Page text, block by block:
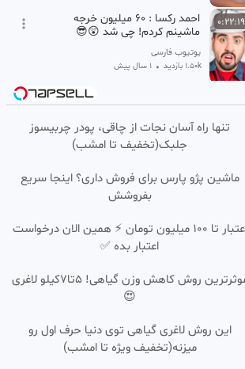
0:22:19
احمد رکسا : ۶۰ میلیون خرجه
ماشینم کردم! چی شد 😲😎
یوتیوب فارسی
1.50k بازدید • 1 سال پیش
چگونه یک سنگاپور دیگر در قلب
قاره فقر و گرسنگی شکل میگیرد؟
(movie Javan)
• 2 سال پیش
0:10:28 خلاصه دیدار اسپانیا و برزیل 2025
تصاویری منتشرنشده از زندان اوین
زهره شاه حیدری
0:23:20 هزینه زندگی در اروپا | هلند …
تنها راه آسان نجات از چاقی، پودر چربیسوز
جلبک(تخفیف تا امشب)
ماشین پژو پارس برای فروش داری؟ اینجا سریع
بفروشش
اعتبار تا ۱۰۰ میلیون تومان ⚡ همین الان درخواست
اعتبار بده ✅
موثرترین روش کاهش وزن گیاهی! 5تا۷کیلو لاغری
😍
این روش لاغری گیاهی توی دنیا حرف اول رو
میزنه(تخفیف ویژه تا امشب)